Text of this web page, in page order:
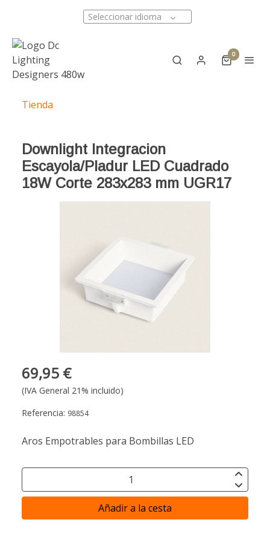
Seleccionar idioma
0
Tienda
Downlight Integracion
Escayola/Pladur LED Cuadrado
18W Corte 283x283 mm UGR17
69,95 €
(IVA General 21% incluido)
Referencia: 98854
Aros Empotrables para Bombillas LED
Añadir a la cesta